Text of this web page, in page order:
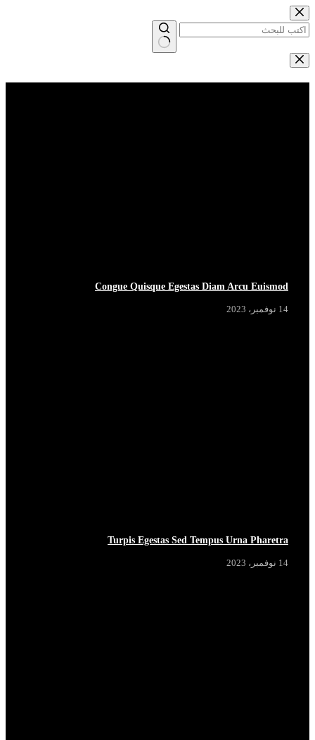
التجاوز
إلى
المحتوى
لا
نتائج
Congue Quisque Egestas Diam Arcu Euismod
14 نوفمبر، 2023
Turpis Egestas Sed Tempus Urna Pharetra
14 نوفمبر، 2023